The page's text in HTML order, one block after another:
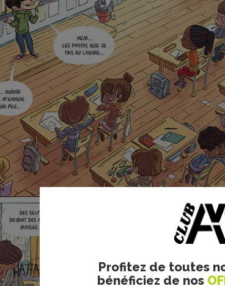
Profitez de toutes
bénéficiez de nos